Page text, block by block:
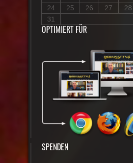
24
25 26 27 28
31
OPTIMIERT FÜR
SPENDEN